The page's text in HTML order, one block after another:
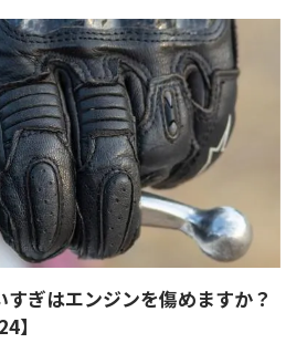
ぎはエンジンを傷めますか？
】